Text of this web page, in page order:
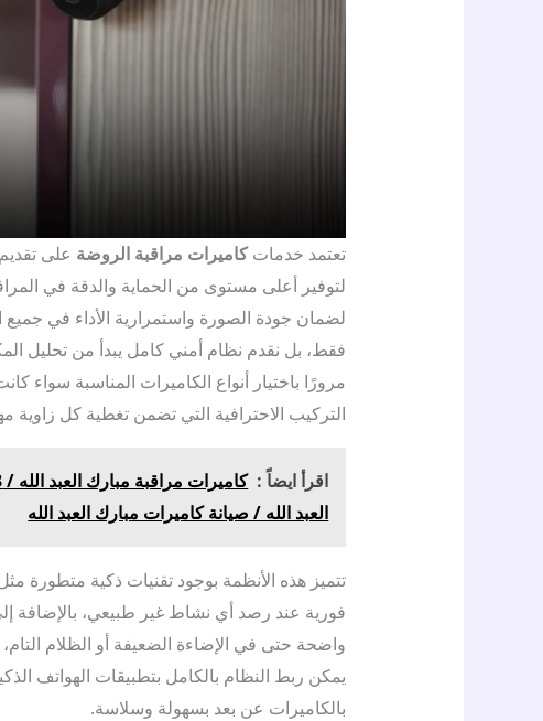
تعتمد خدماتكاميرات مراقبة الروضة على
لتوفير أعلى مستوى من الحماية والدقة في
لضمان جودة الصورة واستمرارية الأداء في
فقط، بل نقدم نظام أمني كامل يبدأ من تحليل
مرورًا باختيار أنواع الكاميرات المناسبة سواء
التركيب الاحترافية التي تضمن تغطية كل زاوية
اقرأ ايضاً :
العبد الله / صيانة كاميرات مبارك العبد الله
تتميز هذه الأنظمة بوجود تقنيات ذكية
فورية عند رصد أي نشاط غير طبيعي، بالإضافة إلى
واضحة حتى في الإضاءة الضعيفة أو الظلام
يمكن ربط النظام بالكامل بتطبيقات الهواتف
بالكاميرات عن بعد بسهولة وسلاسة.